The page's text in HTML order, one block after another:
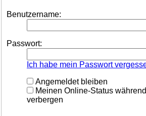
Benutzername:
Passwort:
Ich habe mein Passwort
Angemeldet bleiben
Meinen Online-Status
verbergen